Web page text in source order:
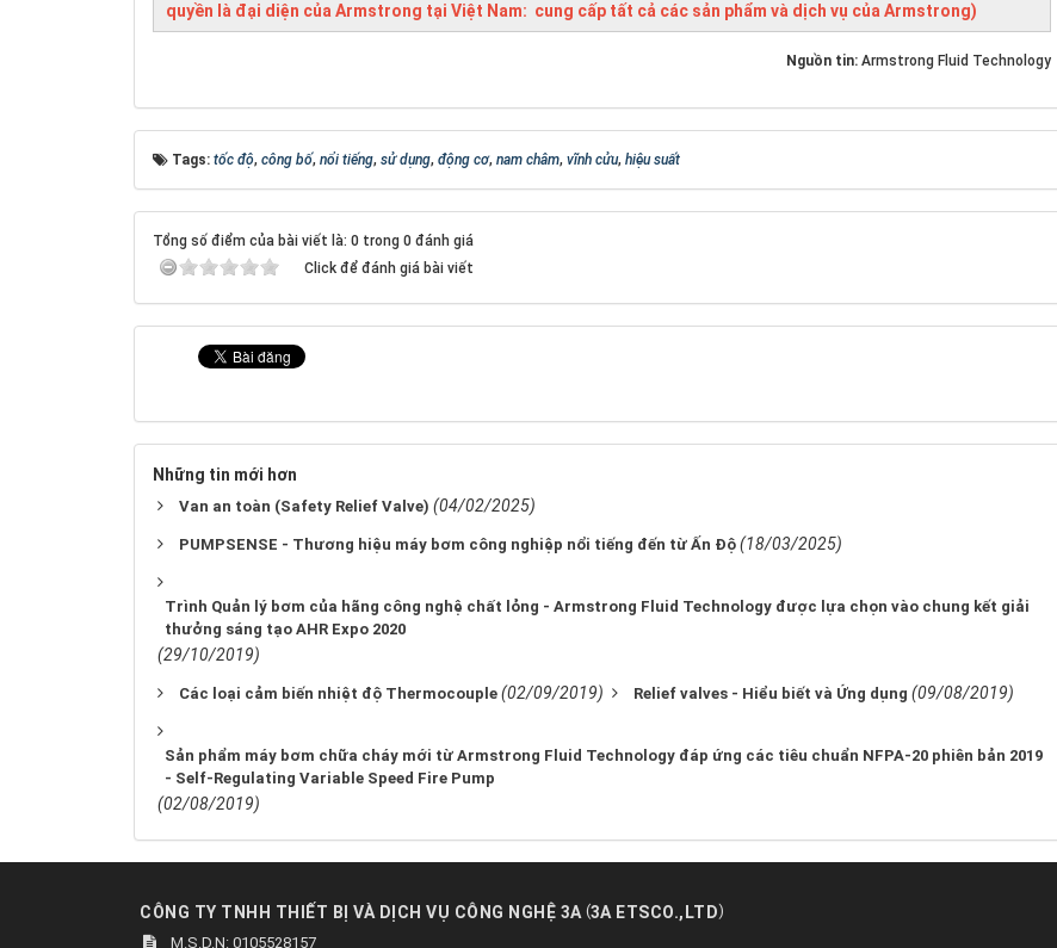
quyền là đại diện của Armstrong tại Việt Nam: cung cấp tất cả các sản phẩm và dịch vụ của Armstrong)
Nguồn tin: Armstrong Fluid Technology
Tags: tốc độ, công bố, nổi tiếng, sử dụng, động cơ, nam châm, vĩnh cửu, hiệu suất
Tổng số điểm của bài viết là: 0 trong 0 đánh giá
Click để đánh giá bài viết
Những tin mới hơn
Van an toàn (Safety Relief Valve) (04/02/2025)
PUMPSENSE - Thương hiệu máy bơm công nghiệp nổi tiếng đến từ Ấn Độ (18/03/2025)
Trình Quản lý bơm của hãng công nghệ chất lỏng - Armstrong Fluid Technology được lựa chọn vào chung kết giải
thưởng sáng tạo AHR Expo 2020
(29/10/2019)
Các loại cảm biến nhiệt độ Thermocouple (02/09/2019) Relief valves - Hiểu biết và Ứng dụng (09/08/2019)
Sản phẩm máy bơm chữa cháy mới từ Armstrong Fluid Technology đáp ứng các tiêu chuẩn NFPA-20 phiên bản 2019
- Self-Regulating Variable Speed Fire Pump
(02/08/2019)
CÔNG TY TNHH THIẾT BỊ VÀ DỊCH VỤ CÔNG NGHỆ 3A (3A ETSCO.,LTD)
M.S.D.N: 0105528157